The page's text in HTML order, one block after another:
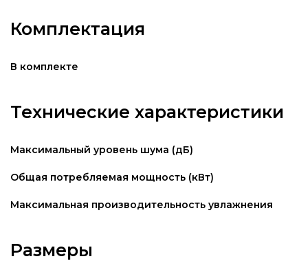
Комплектация
В комплекте
Технические характеристики
Максимальный уровень шума (дБ)
Общая потребляемая мощность (кВт)
Максимальная производительность увлажнения
Размеры